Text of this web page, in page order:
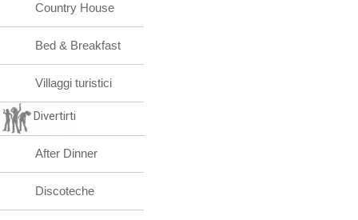
Country House
Bed & Breakfast
Villaggi turistici
Divertirti
After Dinner
Discoteche